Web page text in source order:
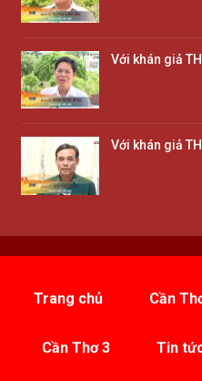
Với khán giả
Với khán giả
Trang chủ Cần
Cần Thơ 3 Tin